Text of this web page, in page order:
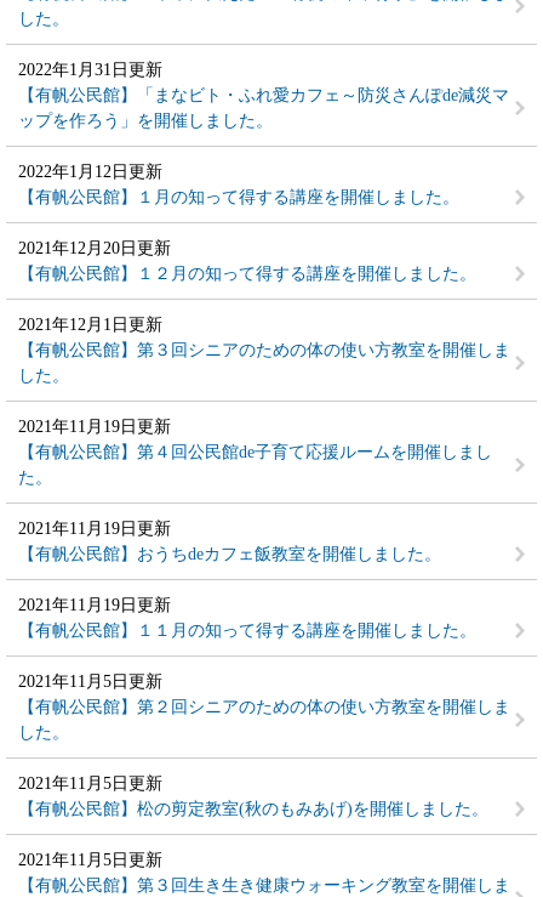
した。
2022年1月31日更新
【有帆公民館】「まなビト・ふれ愛カフェ～防災さんぽde減災マ
ップを作ろう」を開催しました。
2022年1月12日更新
【有帆公民館】１月の知って得する講座を開催しました。
2021年12月20日更新
【有帆公民館】１２月の知って得する講座を開催しました。
2021年12月1日更新
【有帆公民館】第３回シニアのための体の使い方教室を開催しま
した。
2021年11月19日更新
【有帆公民館】第４回公民館de子育て応援ルームを開催しまし
た。
2021年11月19日更新
【有帆公民館】おうちdeカフェ飯教室を開催しました。
2021年11月19日更新
【有帆公民館】１１月の知って得する講座を開催しました。
2021年11月5日更新
【有帆公民館】第２回シニアのための体の使い方教室を開催しま
した。
2021年11月5日更新
【有帆公民館】松の剪定教室(秋のもみあげ)を開催しました。
2021年11月5日更新
【有帆公民館】第３回生き生き健康ウォーキング教室を開催しま